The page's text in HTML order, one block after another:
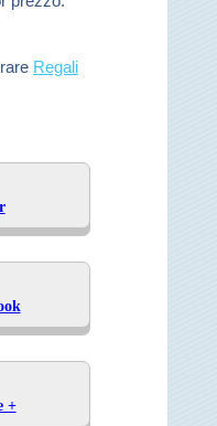
Regali
+